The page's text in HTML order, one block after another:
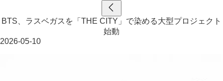
BTS、ラスベガスを「THE CITY」で染める大型プロジェクト
始動
2026-05-10